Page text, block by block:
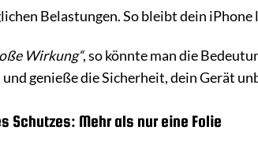
Belastungen. So bleibt dein
Wirkung“, so könnte man die
genieße die Sicherheit, dein Gerät
Schutzes: Mehr als nur eine Folie